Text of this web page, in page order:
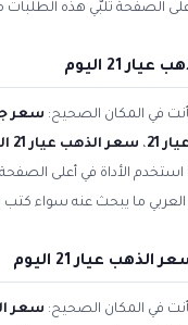
الصفحة تلبّي هذه
21 اليوم
في المكان الصحيح: سعر
21 ، سعر الذهب عيار 21 اليوم مجانا
الأداة في أعلى
ما يبحث عنه سواء كتب
عيار 21 اليوم
في المكان الصحيح: سعر الذهب